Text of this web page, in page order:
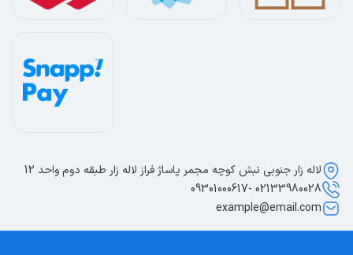
لاله زار جنوبی نبش کوچه مجمر پاساژ فراز لاله زار طبقه دوم واحد 12
02133980028 -09301000617
example@email.com